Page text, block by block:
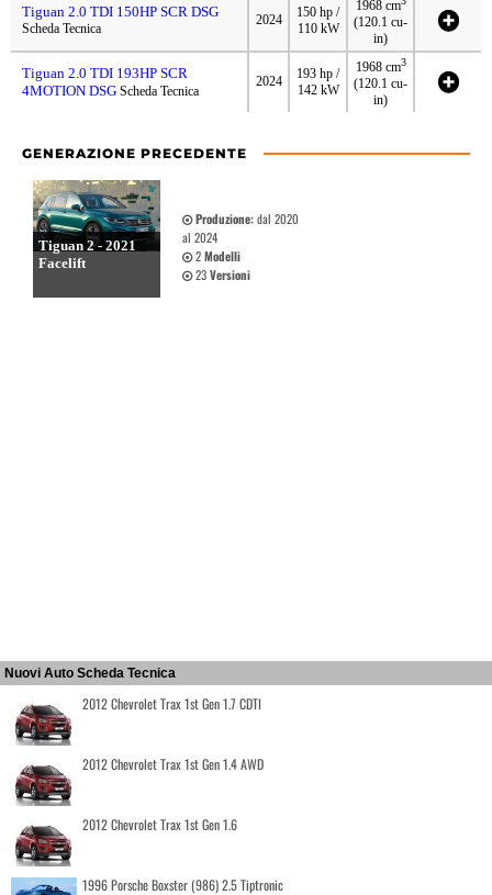
Tiguan 2.0 TDI 150HP SCR DSG
Scheda Tecnica
2024
150 hp /
110 kW
1968 cm
(120.1 cu-
in)
Tiguan 2.0 TDI 193HP SCR
4MOTION DSG Scheda Tecnica
2024
193 hp /
142 kW
1968 cm3
(120.1 cu-
in)
GENERAZIONE PRECEDENTE
Tiguan 2 - 2021
Facelift
Produzione:dal 2020
al 2024
2Modelli
23Versioni
Nuovi Auto Scheda Tecnica
2012 Chevrolet Trax 1st Gen 1.7 CDTI
2012 Chevrolet Trax 1st Gen 1.4 AWD
2012 Chevrolet Trax 1st Gen 1.6
1996 Porsche Boxster (986) 2.5 Tiptronic